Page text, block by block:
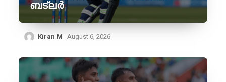
ബട്‌ലർ
Kiran M August 6, 2026